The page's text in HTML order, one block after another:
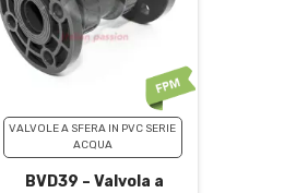
VALVOLE A SFERA IN PVC SERIE
ACQUA
BVD39 – Valvola a